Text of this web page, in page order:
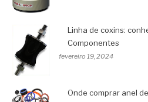
Linha de coxins:
Componentes
fevereiro 19, 2024
Onde comprar anel